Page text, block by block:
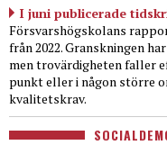
I juni publicerade
Försvarshögskolans
från 2022. Granskningen
men trovärdigheten faller
punkt eller i någon större
kvalitetskrav.